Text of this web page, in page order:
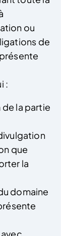
ou
de
:
la partie
que
la
domaine